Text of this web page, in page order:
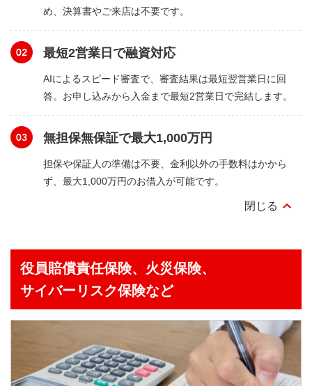
め、決算書やご来店は不要です。
最短2営業日で融資対応
AIによるスピード審査で、審査結果は最短翌営業日に回
答。お申し込みから入金まで最短2営業日で完結します。
無担保無保証で最大1,000万円
担保や保証人の準備は不要、金利以外の手数料はかから
ず、最大1,000万円のお借入が可能です。
役員賠償責任保険、 火災保険、
サイバーリスク保険など